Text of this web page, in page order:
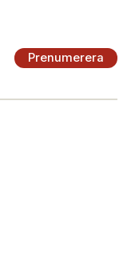
Prenumerera